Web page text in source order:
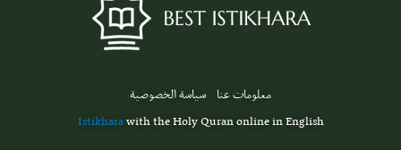
معلومات عنا سياسة الخصوصية
Istikharawith the Holy Quran online in English